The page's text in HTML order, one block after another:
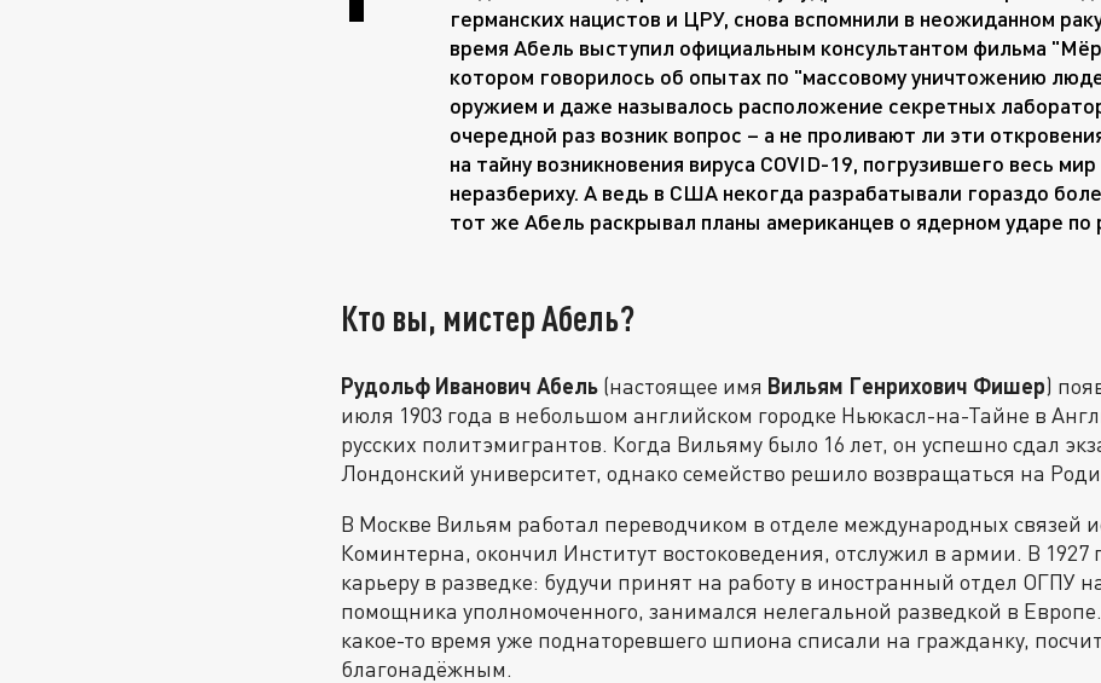
германских нацистов и ЦРУ, снова вспомнили в неожиданном
время Абель выступил официальным консультантом фильма
котором говорилось об опытах по "массовому уничтожению
оружием и даже называлось расположение секретных
очередной раз возник вопрос – а не проливают ли эти
на тайну возникновения вируса COVID-19, погрузившего весь
неразбериху. А ведь в США некогда разрабатывали гораздо
тот же Абель раскрывал планы американцев о ядерном ударе по
Кто вы, мистер Абель?
Рудольф Иванович Абель (настоящее имя Вильям Генрихович Фишер)
июля 1903 года в небольшом английском городке Ньюкасл-на-Тайне в
русских политэмигрантов. Когда Вильяму было 16 лет, он успешно сдал
Лондонский университет, однако семейство решило возвращаться на
В Москве Вильям работал переводчиком в отделе международных связей
Коминтерна, окончил Институт востоковедения, отслужил в армии. В 1927
карьеру в разведке: будучи принят на работу в иностранный отдел ОГПУ
помощника уполномоченного, занимался нелегальной разведкой в
какое-то время уже поднаторевшего шпиона списали на гражданку,
благонадёжным.